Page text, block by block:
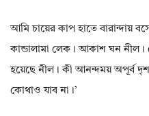
আমি চায়ের কাপ হাতে বারান্দায়
কান্ডালামা লেক। আকাশ ঘন নীল।
হয়েছে নীল। কী আনন্দময় অপূর্ব
কোথাও যাব না।’